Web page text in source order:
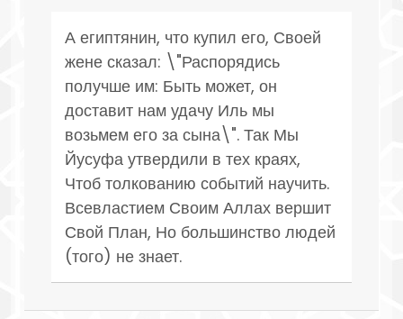
А египтянин, что купил его, Своей
жене сказал: \"Распорядись
получше им: Быть может, он
доставит нам удачу Иль мы
возьмем его за сына\". Так Мы
Йусуфа утвердили в тех краях,
Чтоб толкованию событий научить.
Всевластием Своим Аллах вершит
Свой План, Но большинство людей
(того) не знает.